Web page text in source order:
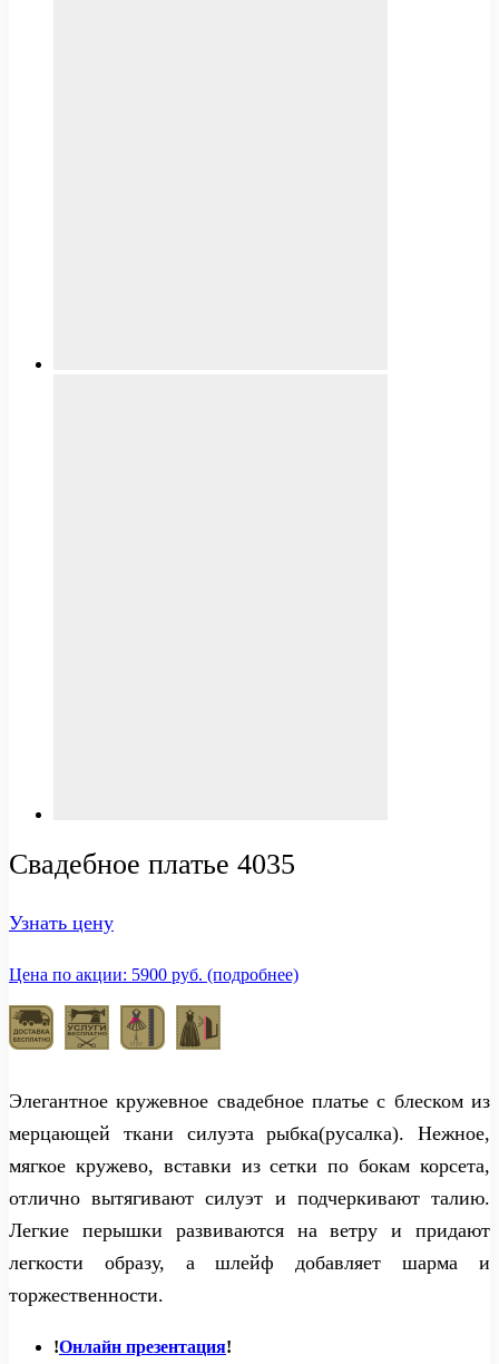
Свадебное платье 4035
Узнать цену
Цена по акции: 5900 руб. (подробнее)
Элегантное кружевное свадебное платье с блеском из
мерцающей ткани силуэта рыбка(русалка). Нежное,
мягкое кружево, вставки из сетки по бокам корсета,
отлично вытягивают силуэт и подчеркивают талию.
Легкие перышки развиваются на ветру и придают
легкости образу, а шлейф добавляет шарма и
торжественности.
!Онлайн презентация!